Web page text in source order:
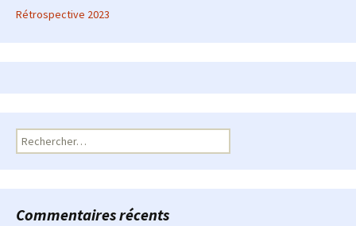
Rétrospective 2023
Rechercher :
Commentaires récents